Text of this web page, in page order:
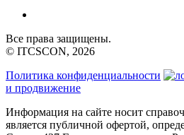
Все права защищены.
© ITCSCON, 2026
Политика конфиденциальности
и продвижение
Информация на сайте носит
является публичной офертой,